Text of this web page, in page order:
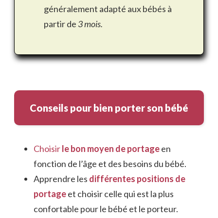
généralement adapté aux bébés à
partir de 3 mois.
Conseils pour bien porter son bébé
Choisirle bon moyen de portageen
fonction de l’âge et des besoins du bébé.
Apprendre les différentes positions de
portageet choisir celle qui est la plus
confortable pour le bébé et le porteur.